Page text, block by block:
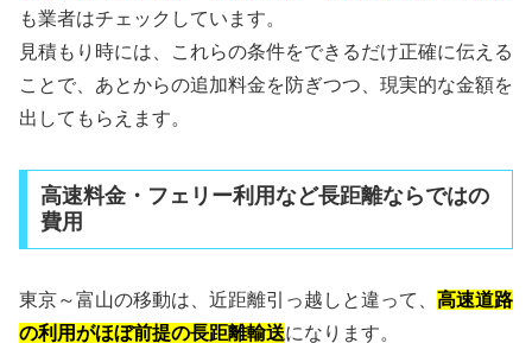
も業者はチェックしています。
見積もり時には、これらの条件をできるだけ正確に伝える
ことで、あとからの追加料金を防ぎつつ、現実的な金額を
出してもらえます。
高速料金・フェリー利用など長距離ならではの
費用
東京～富山の移動は、近距離引っ越しと違って、 高速道路
の利用がほぼ前提の長距離輸送になります。